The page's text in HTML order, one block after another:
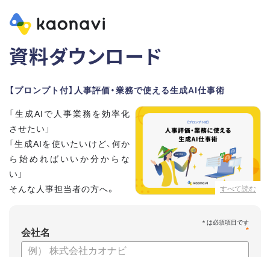
資料ダウンロード
【プロンプト付】人事評価・業務で使える生成AI仕事術
すべて読む
「生成AIで人事業務を効率化
させたい」
「生成AIを使いたいけど、何か
ら始めればいいか分からな
い」
そんな人事担当者の方へ。
本資料では、人事担当者300名の実態調査をもとに現場ですぐ
に役立つ生成AI活用術を紹介しています。
生成AI利用時のポイントや注意事項もまとめているため、これ
*
会社名